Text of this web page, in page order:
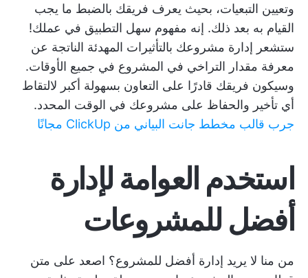
وتعيين التبعيات، بحيث يعرف فريقك بالضبط ما يجب
القيام به بعد ذلك. إنه مفهوم سهل التطبيق في عملك!
ستشعر إدارة مشروعك بالتأثيرات المهدئة الناتجة عن
معرفة مقدار التراخي في المشروع في جميع الأوقات.
وسيكون فريقك قادرًا على التعاون بسهولة أكبر لالتقاط
أي تأخير والحفاظ على مشروعك في الوقت المحدد.
جرب قالب مخطط جانت البياني من ClickUp مجانًا
استخدم العوامة لإدارة
أفضل للمشروعات
من منا لا يريد إدارة أفضل للمشروع؟ اصعد على متن